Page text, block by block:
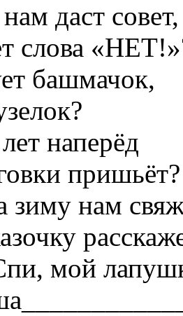
даст совет,
слова
башмачок,
наперёд
пришьёт?
нам
мой